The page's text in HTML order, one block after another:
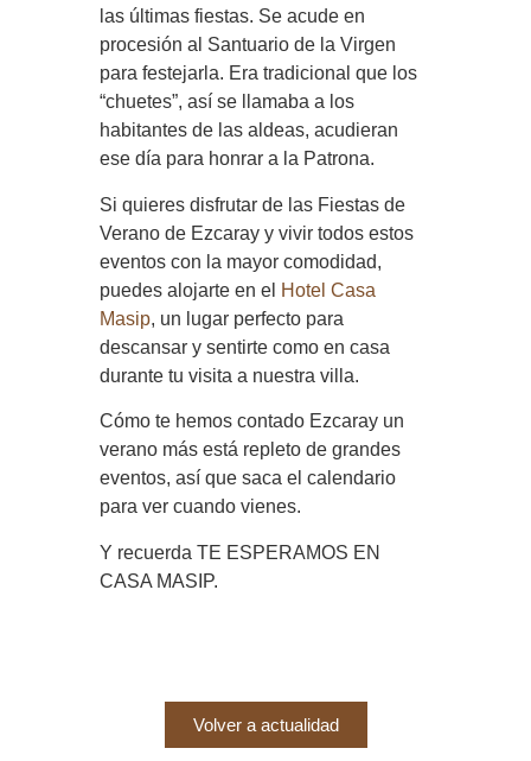
las últimas fiestas. Se acude en
procesión al Santuario de la Virgen
para festejarla. Era tradicional que los
“chuetes”, así se llamaba a los
habitantes de las aldeas, acudieran
ese día para honrar a la Patrona.
Si quieres disfrutar de las Fiestas de
Verano de Ezcaray y vivir todos estos
eventos con la mayor comodidad,
puedes alojarte en el Hotel Casa
Masip, un lugar perfecto para
descansar y sentirte como en casa
durante tu visita a nuestra villa.
Cómo te hemos contado Ezcaray un
verano más está repleto de grandes
eventos, así que saca el calendario
para ver cuando vienes.
Y recuerda TE ESPERAMOS EN
CASA MASIP.
Volver a actualidad